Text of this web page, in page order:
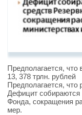
Предполагается, что
13, 378 трлн. рублей
Предполагается, что
Дефицит собираются
Фонда, сокращения
мер.